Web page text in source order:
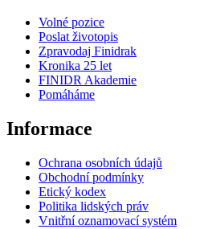
Volné pozice
Poslat životopis
Zpravodaj Finidrak
Kronika 25 let
FINIDR Akademie
Pomáháme
Informace
Ochrana osobních údajů
Obchodní podmínky
Etický kodex
Politika lidských práv
Vnitřní oznamovací systém